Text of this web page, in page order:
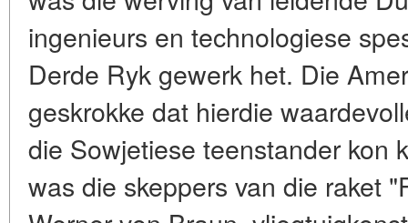
ingenieurs en technologiese
Derde Ryk gewerk het. Die
geskrokke dat hierdie
die Sowjetiese teenstander kon
was die skeppers van die raket